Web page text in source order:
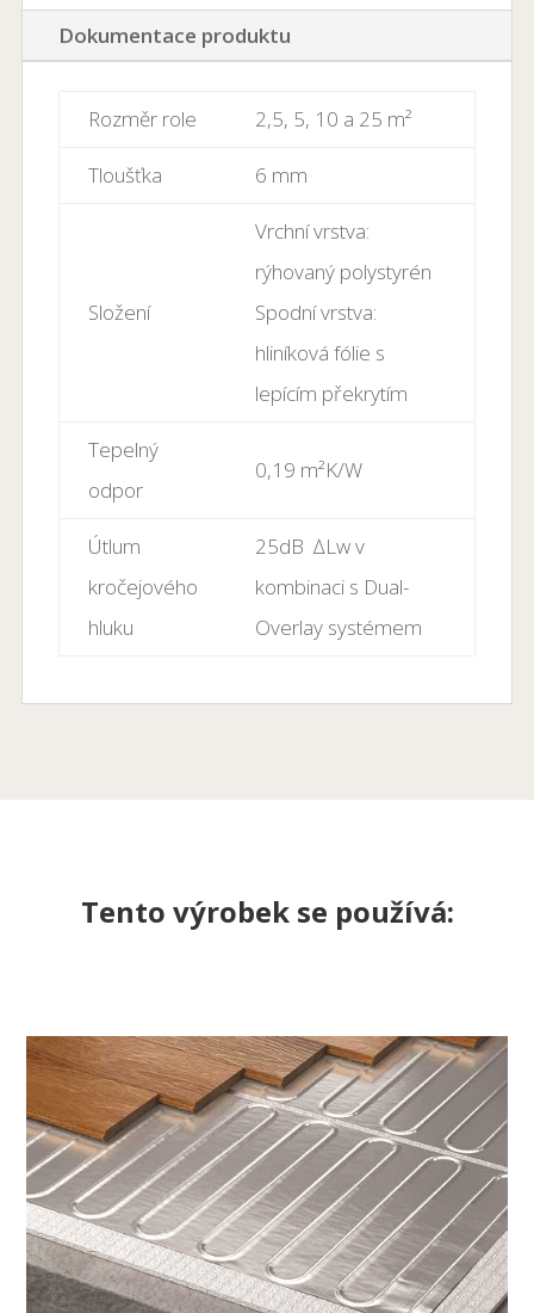
Dokumentace produktu
Rozměr role 2,5, 5, 10 a 25 m²
Tloušťka 6 mm
Složení
Vrchní vrstva:
rýhovaný polystyrén
Spodní vrstva:
hliníková fólie s
lepícím překrytím
Tepelný
odpor
0,19 m²K/W
Útlum
kročejového
hluku
25dB ∆Lw v
kombinaci s Dual-
Overlay systémem
Tento výrobek se používá: